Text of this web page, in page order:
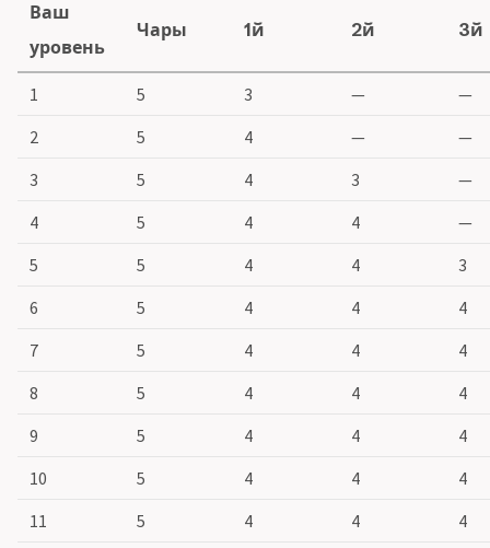
Ваш
уровень
Чары 1й 2й 3й
1 5 3 —
—
2
5 4 —
—
3
5 4 3
—
4
5 4 4
—
5
5 4 4
3
6
5 4 4
4
7
5 4 4
4
8
5 4 4
4
9
5 4 4
4
10
5 4 4
4
11
5 4 4
4